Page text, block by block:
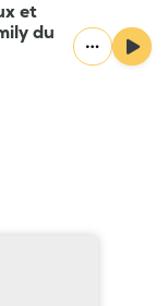
et
du